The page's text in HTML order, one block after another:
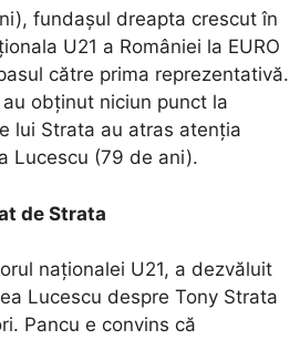
fundașul dreapta crescut în
U21 a României la EURO
către prima reprezentativă.
obținut niciun punct la
lui Strata au atras atenția
Lucescu (79 de ani).
de Strata
naționalei U21, a dezvăluit
Lucescu despre Tony Strata
Pancu e convins că